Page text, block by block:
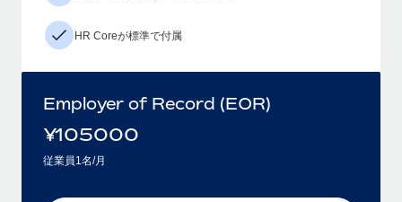
HR Coreが標準で付属
Employer of Record (EOR)
¥105000
従業員1名/月